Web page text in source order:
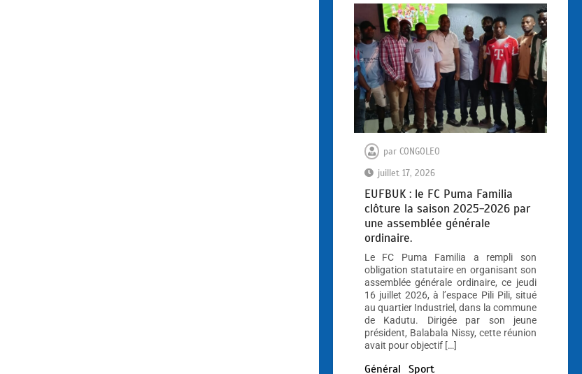
par CONGOLEO
juillet 17, 2026
EUFBUK : le FC Puma Familia
clôture la saison 2025-2026 par
une assemblée générale
ordinaire.
Le FC Puma Familia a rempli son
obligation statutaire en organisant son
assemblée générale ordinaire, ce jeudi
16 juillet 2026, à l’espace Pili Pili, situé
au quartier Industriel, dans la commune
de Kadutu. Dirigée par son jeune
président, Balabala Nissy, cette réunion
avait pour objectif […]
Général Sport